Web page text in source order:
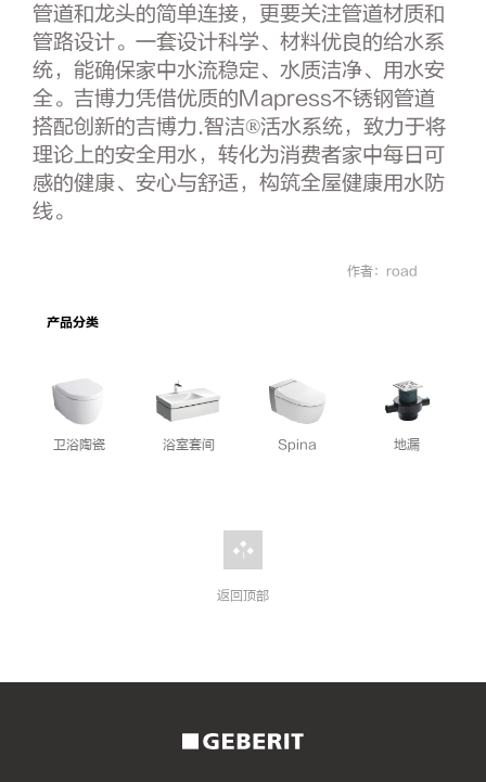
管道和龙头的简单连接，更要关注管道材质和
管路设计。一套设计科学、材料优良的给水系
统，能确保家中水流稳定、水质洁净、用水安
全。吉博力凭借优质的Mapress不锈钢管道
搭配创新的吉博力.智洁®活水系统，致力于将
理论上的安全用水，转化为消费者家中每日可
感的健康、安心与舒适，构筑全屋健康用水防
线。
作者：road
产品分类
卫浴陶瓷 浴室套间 Spina 地漏
返回顶部